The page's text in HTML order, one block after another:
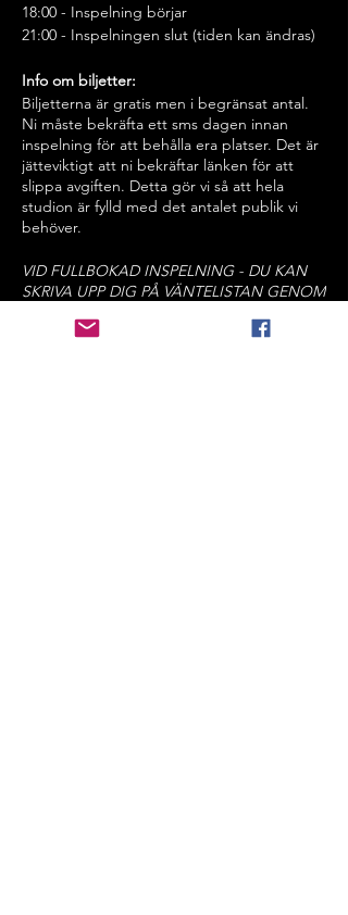
18:00 - Inspelning börjar
21:00 - Inspelningen slut (tiden kan ändras)
Info om biljetter:
Biljetterna är gratis men i begränsat antal.
Ni måste bekräfta ett sms dagen innan
inspelning för att behålla era platser. Det är
jätteviktigt att ni bekräftar länken för att
slippa avgiften. Detta gör vi så att hela
studion är fylld med det antalet publik vi
behöver.
VID FULLBOKAD INSPELNING - DU KAN
SKRIVA UPP DIG PÅ VÄNTELISTAN GENOM
DU VILL GÅ PÅ & SKRIVA UPP DIG DÄR. DU